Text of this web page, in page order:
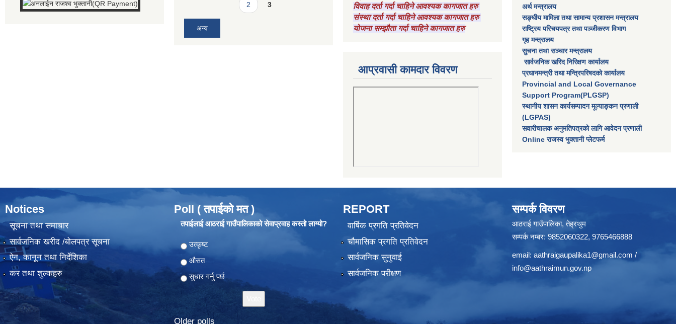
2 3
अन्य
विवाह दर्ता गर्दा चाहिने आवश्यक कागजात हरु
संस्था दर्ता गर्दा चाहिने आवश्यक कागजात हरु
योजना सम्झौता गर्दा चाहिने कागजात हरु
आप्रवासी कामदार विवरण
अर्थ मन्त्रालय
सङ्घीय मामिला तथा सामान्य प्रशासन मन्त्रालय
राष्‍ट्रिय परिचयपत्र तथा पञ्‍जीकरण विभाग
गृह मन्त्रालय
सुचना तथा सञ्चार मन्त्रालय
सार्वजनिक खरिद निरिक्षण कार्यालय
प्रधानमन्त्री तथा मन्त्रिपरिषदकाे कार्यालय
Provincial and Local Governance
Support Program(PLGSP)
स्थानीय शासन कार्यसम्पादन मूल्याङ्कन प्रणाली
(LGPAS)
सवारीचालक अनुमतिपत्रको लागि आवेदन प्रणाली
Online राजस्व भुक्तानी प्लेटफर्म
Notices
सूचना तथा समाचार
सार्वजनिक खरीद /बोलपत्र सूचना
ऐन, कानून तथा निर्देशिका
कर तथा शुल्कहरु
Poll ( तपाईको मत )
तपाईलाई आठराई गाउँपालिकाको सेवाप्रवाह कस्तो लाग्यो?
Choices
उत्कृष्ट
औसत
सुधार गर्नु पर्छ
Older polls
REPORT
वार्षिक प्रगति प्रतिवेदन
चौमासिक प्रगति प्रतिवेदन
सार्वजनिक सुनुवाई
सार्वजनिक परीक्षण
सम्पर्क विवरण
आठराई गाउँपालिका, तेह्रथुम
सम्पर्क नम्बर: 9852060322, 9765466888
email: aathraigaupalika1@gmail.com /
info@aathraimun.gov.np